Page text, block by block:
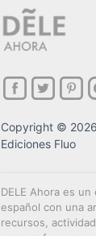
Copyright © 2026
Ediciones Fluo
DELE Ahora es
español con una
recursos,